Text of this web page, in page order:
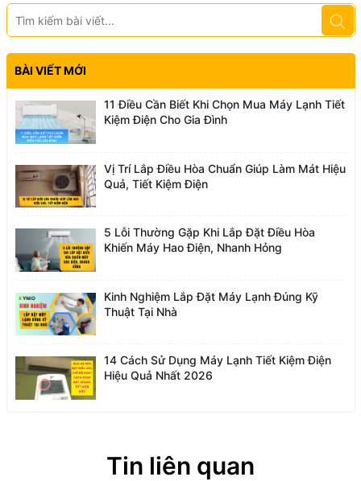
BÀI VIẾT MỚI
11 Điều Cần Biết Khi Chọn Mua Máy Lạnh Tiết
Kiệm Điện Cho Gia Đình
Vị Trí Lắp Điều Hòa Chuẩn Giúp Làm Mát Hiệu
Quả, Tiết Kiệm Điện
5 Lỗi Thường Gặp Khi Lắp Đặt Điều Hòa
Khiến Máy Hao Điện, Nhanh Hỏng
Kinh Nghiệm Lắp Đặt Máy Lạnh Đúng Kỹ
Thuật Tại Nhà
14 Cách Sử Dụng Máy Lạnh Tiết Kiệm Điện
Hiệu Quả Nhất 2026
Tin liên quan